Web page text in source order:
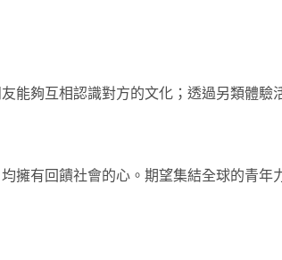
能夠互相認識對方的文化；透過另類體驗
擁有回饋社會的心。期望集結全球的青年